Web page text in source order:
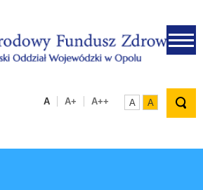
A A+ A++ A A